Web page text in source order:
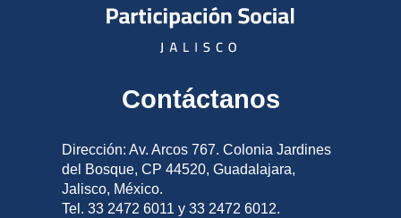
Contáctanos
Dirección: Av. Arcos 767. Colonia Jardines
del Bosque, CP 44520, Guadalajara,
Jalisco, México.
Tel. 33 2472 6011 y 33 2472 6012.